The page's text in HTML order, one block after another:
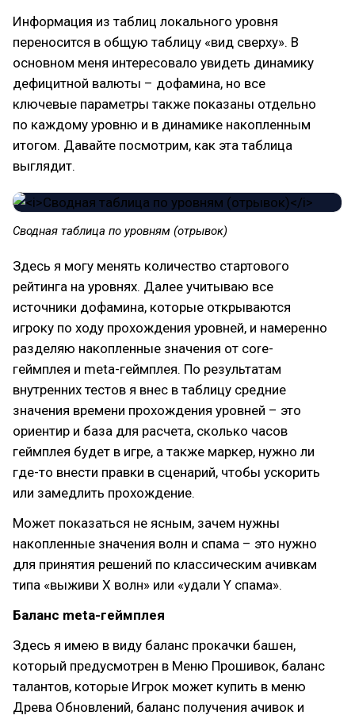
Информация из таблиц локального уровня
переносится в общую таблицу «вид сверху». В
основном меня интересовало увидеть динамику
дефицитной валюты – дофамина, но все
ключевые параметры также показаны отдельно
по каждому уровню и в динамике накопленным
итогом. Давайте посмотрим, как эта таблица
выглядит.
Сводная таблица по уровням (отрывок)
Здесь я могу менять количество стартового
рейтинга на уровнях. Далее учитываю все
источники дофамина, которые открываются
игроку по ходу прохождения уровней, и намеренно
разделяю накопленные значения от core-
геймплея и meta-геймплея. По результатам
внутренних тестов я внес в таблицу средние
значения времени прохождения уровней – это
ориентир и база для расчета, сколько часов
геймплея будет в игре, а также маркер, нужно ли
где-то внести правки в сценарий, чтобы ускорить
или замедлить прохождение.
Может показаться не ясным, зачем нужны
накопленные значения волн и спама – это нужно
для принятия решений по классическим ачивкам
типа «выживи Х волн» или «удали Y спама».
Баланс meta-геймплея
Здесь я имею в виду баланс прокачки башен,
который предусмотрен в Меню Прошивок, баланс
талантов, которые Игрок может купить в меню
Древа Обновлений, баланс получения ачивок и